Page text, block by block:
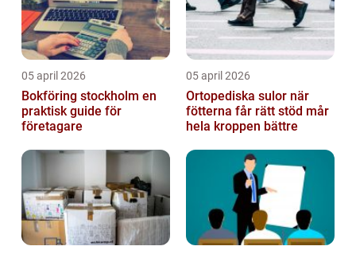
05 april 2026
Bokföring stockholm en
praktisk guide för
företagare
05 april 2026
Ortopediska sulor när
fötterna får rätt stöd mår
hela kroppen bättre